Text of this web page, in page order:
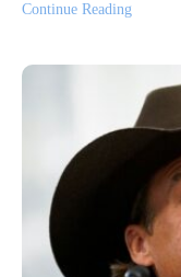
Continue Reading